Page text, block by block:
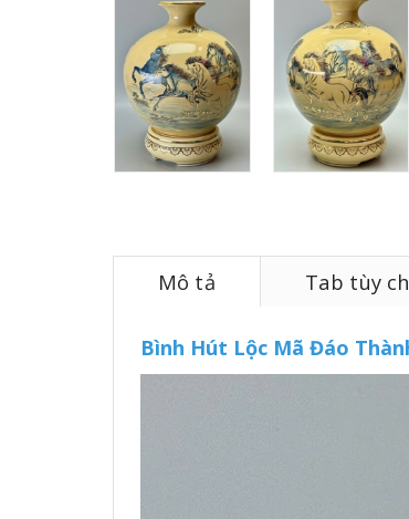
Mô tả Tab tùy
Bình Hút Lộc Mã Đáo